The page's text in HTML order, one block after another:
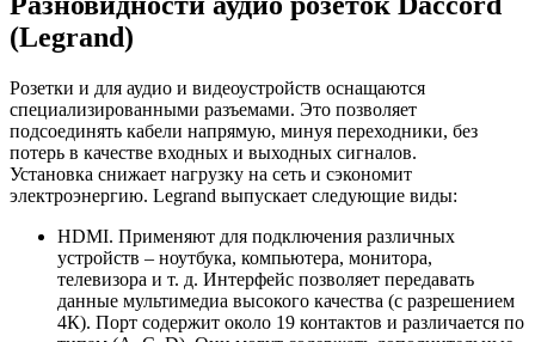
(Legrand)
Розетки и для аудио и видеоустройств оснащаются
специализированными разъемами. Это позволяет
подсоединять кабели напрямую, минуя переходники, без
потерь в качестве входных и выходных сигналов.
Установка снижает нагрузку на сеть и сэкономит
электроэнергию. Legrand выпускает следующие виды:
HDMI. Применяют для подключения различных
устройств – ноутбука, компьютера, монитора,
телевизора и т. д. Интерфейс позволяет передавать
данные мультимедиа высокого качества (с разрешением
4К). Порт содержит около 19 контактов и различается по